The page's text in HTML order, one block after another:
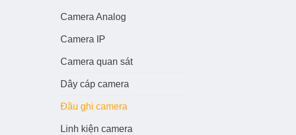
Camera Analog
Camera IP
Camera quan sát
Dây cáp camera
Đầu ghi camera
Linh kiện camera